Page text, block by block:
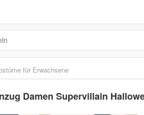
für Erwachsene
Damen Supervillain